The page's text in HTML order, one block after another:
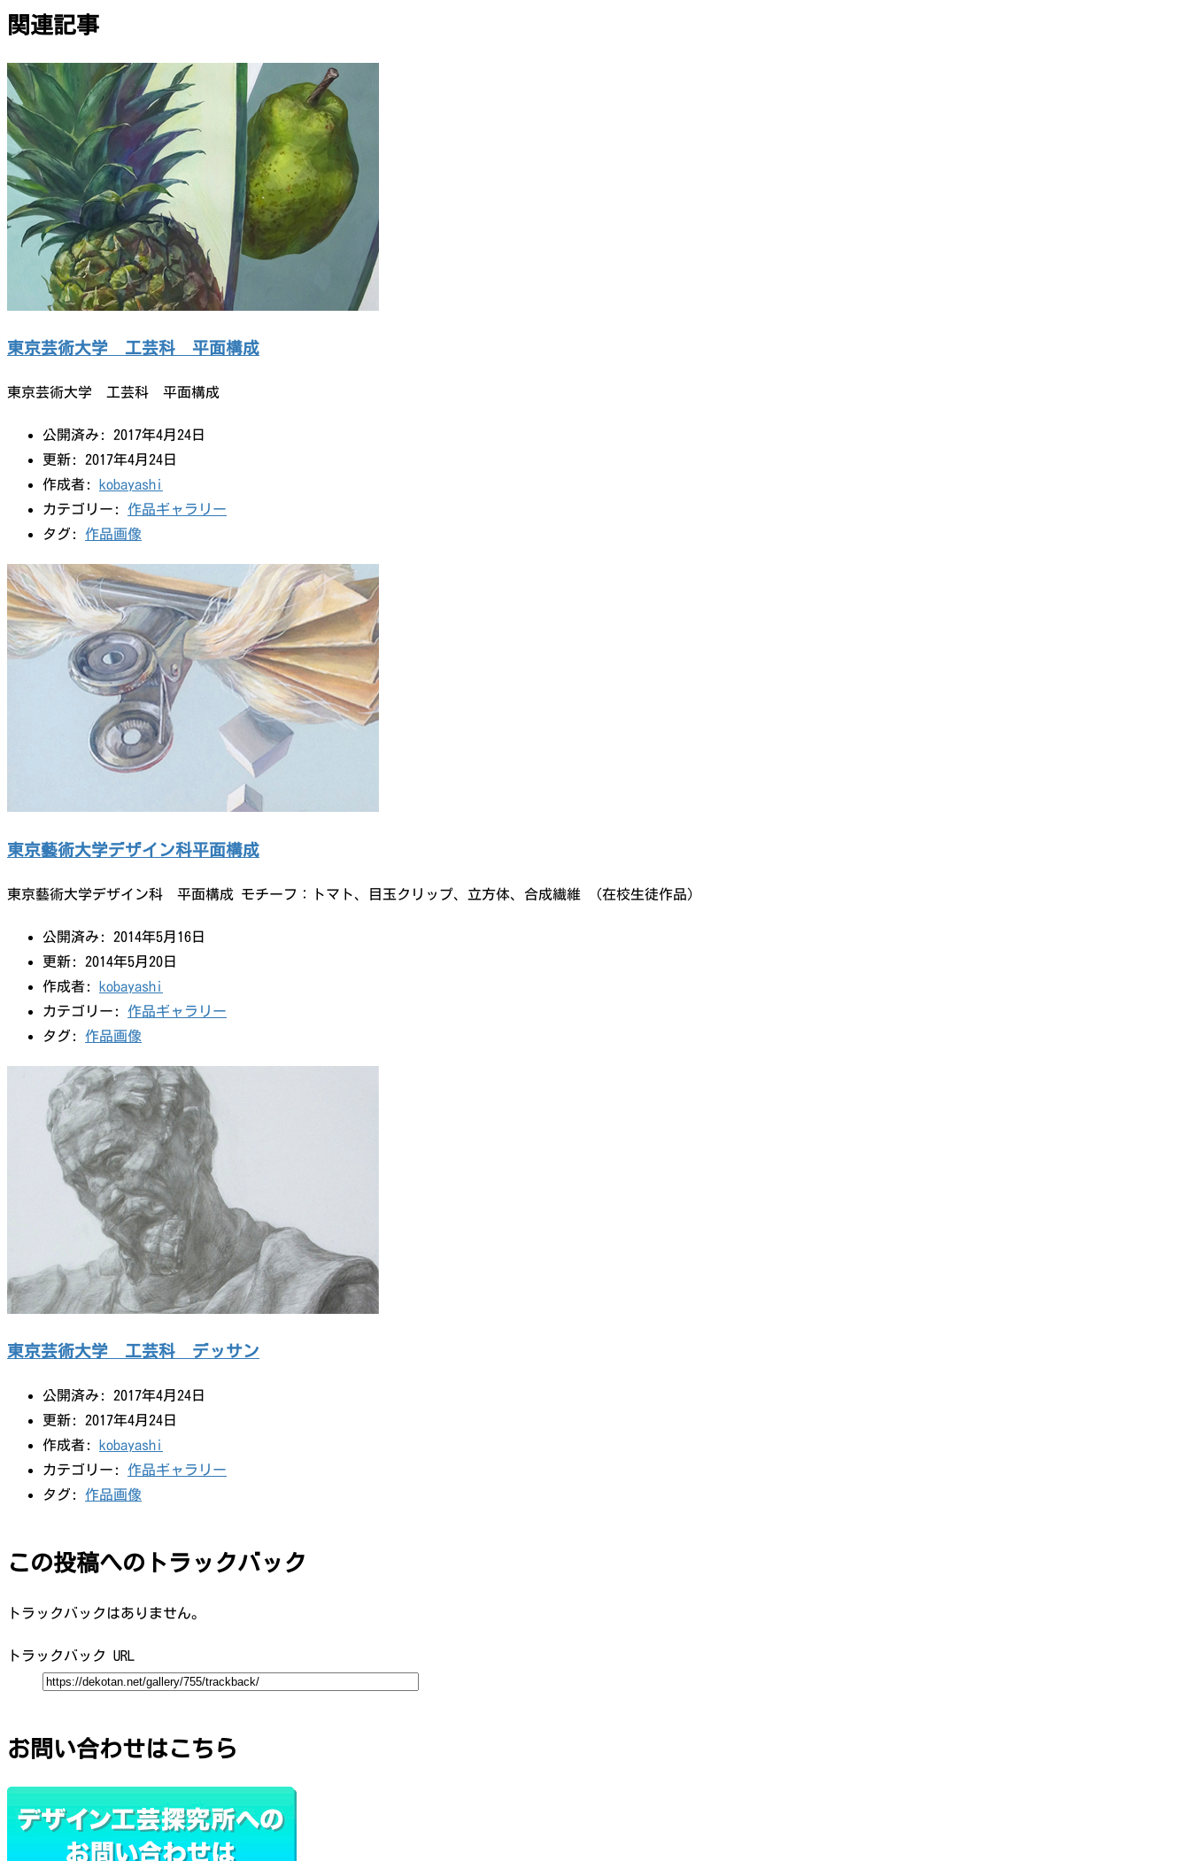
関連記事
東京芸術大学 工芸科 平面構成
東京芸術大学 工芸科 平面構成
公開済み: 2017年4月24日
更新: 2017年4月24日
作成者:
kobayashi
カテゴリー: 作品ギャラリー
タグ: 作品画像
東京藝術大学デザイン科平面構成
東京藝術大学デザイン科 平面構成 モチーフ：トマト、目玉クリップ、立方体、合成繊維 （在校生徒作品）
公開済み: 2014年5月16日
更新: 2014年5月20日
作成者: kobayashi
カテゴリー: 作品ギャラリー
タグ: 作品画像
東京芸術大学 工芸科 デッサン
公開済み: 2017年4月24日
更新: 2017年4月24日
作成者:
kobayashi
カテゴリー: 作品ギャラリー
タグ: 作品画像
この投稿へのトラックバック
トラックバックはありません。
トラックバック URL
お問い合わせはこちら